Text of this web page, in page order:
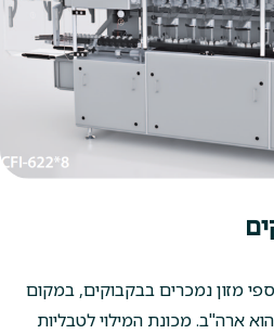
מזון נמכרים בבקבוקים, במקום
ארה"ב. מכונת המילוי לטבליות